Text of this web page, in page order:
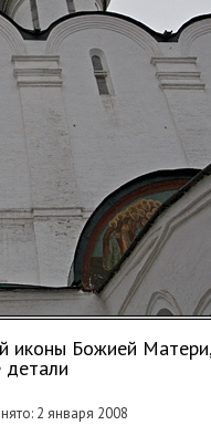
иконы Божией
детали
2 января 2008